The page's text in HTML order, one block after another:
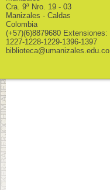
Cra. 9ª Nro. 19 - 03
Manizales - Caldas
Colombia
(+57)(6)8879680 Extensiones:
1227-1228-1229-1396-1397
biblioteca@umanizales.edu.co